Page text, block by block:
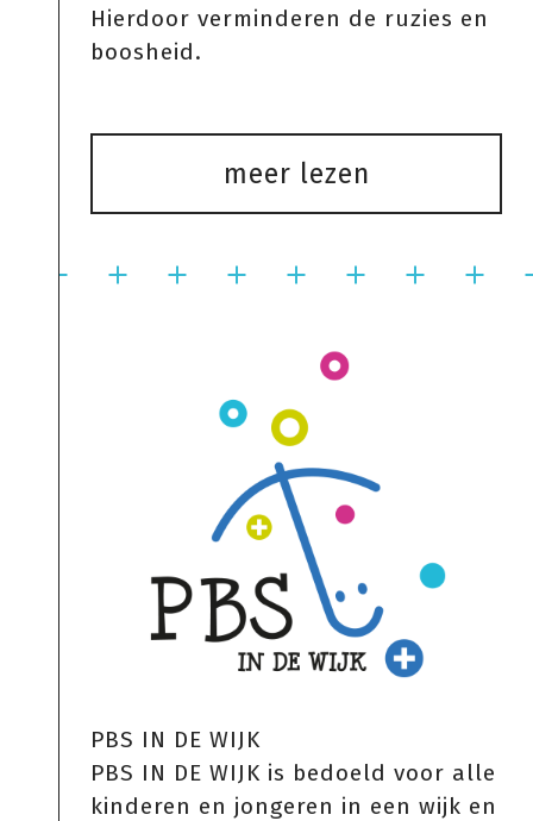
Hierdoor verminderen de ruzies en
boosheid.
meer lezen
PBS IN DE WIJK
PBS IN DE WIJK is bedoeld voor alle
kinderen en jongeren in een wijk en